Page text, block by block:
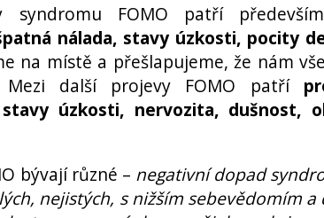
syndromu FOMO patří
nálada, stavy úzkosti, pocity
na místě a přešlapujeme, že nám
Mezi další projevy FOMO patří
úzkosti, nervozita, dušnost,
bývají různé – negativní dopad
nejistých, s nižším sebevědomím a